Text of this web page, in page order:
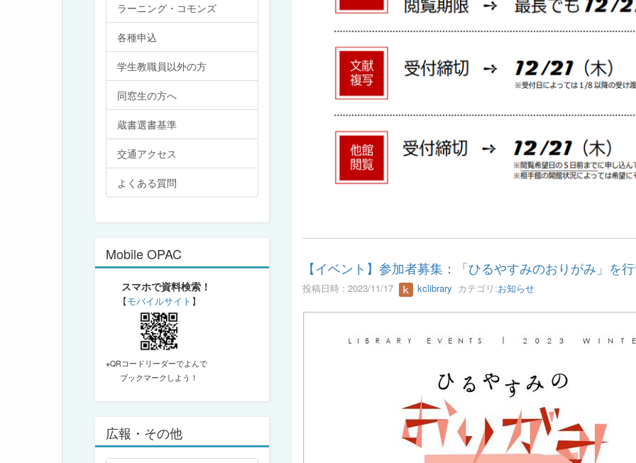
【イベント】参加者募集：「ひるやすみのおりがみ」を
投稿日時 : 2023/11/17 kclibrary カテゴリ:お知らせ
ラーニング・コモンズ
各種申込
学生教職員以外の方
同窓生の方へ
蔵書選書基準
交通アクセス
よくある質問
Mobile OPAC
スマホで資料検索！
【モバイルサイト 】
※QRコードリーダーでよんで
ブックマークしよう！
広報・その他